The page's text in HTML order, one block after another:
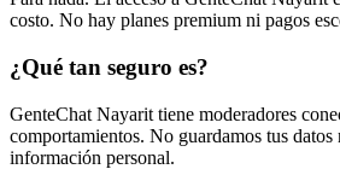
costo. No hay planes premium ni pagos
¿Qué tan seguro es?
GenteChat Nayarit tiene moderadores
comportamientos. No guardamos tus datos
información personal.